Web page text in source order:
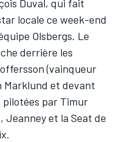
Duval, qui fait
locale ce week-end
Olsbergs. Le
derrière les
(vainqueur
Marklund et devant
pilotées par Timur
Jeanney et la Seat de